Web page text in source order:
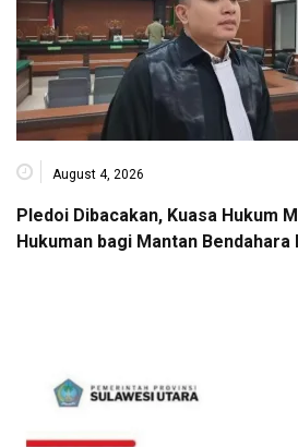
August 4, 2026
Pledoi Dibacakan, Kuasa Hukum
Hukuman bagi Mantan Bendahara